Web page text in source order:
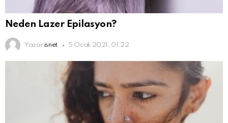
Neden Lazer Epilasyon?
Yazar isnet 5 Ocak 2021, 01:22